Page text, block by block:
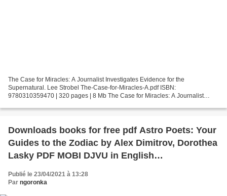
The Case for Miracles: A Journalist Investigates Evidence for the
Supernatural. Lee Strobel The-Case-for-Miracles-A.pdf ISBN:
9780310359470 | 320 pages | 8 Mb The Case for Miracles: A Journalist
Downloads books for free pdf Astro Poets: Your
Guides to the Zodiac by Alex Dimitrov, Dorothea
Lasky PDF MOBI DJVU in English
9781250313300
Publié le 23/04/2021 à 13:28
Par ngoronka